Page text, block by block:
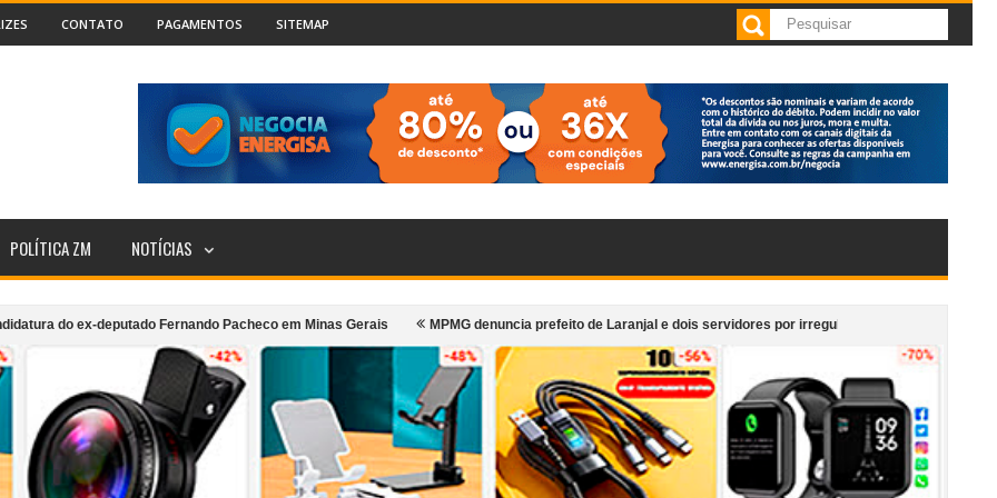
CONTATO PAGAMENTOS SITEMAP
POLÍTICA ZM NOTÍCIAS
deputado Fernando Pacheco em Minas Gerais MPMG denuncia prefeito de Laranjal e dois servidores por irregularidades em licitações de obras
urbano de Cataguases Incêndio atinge segundo andar de cafeteria anexa ao Supermercado Morais em Cataguases “Monumento em